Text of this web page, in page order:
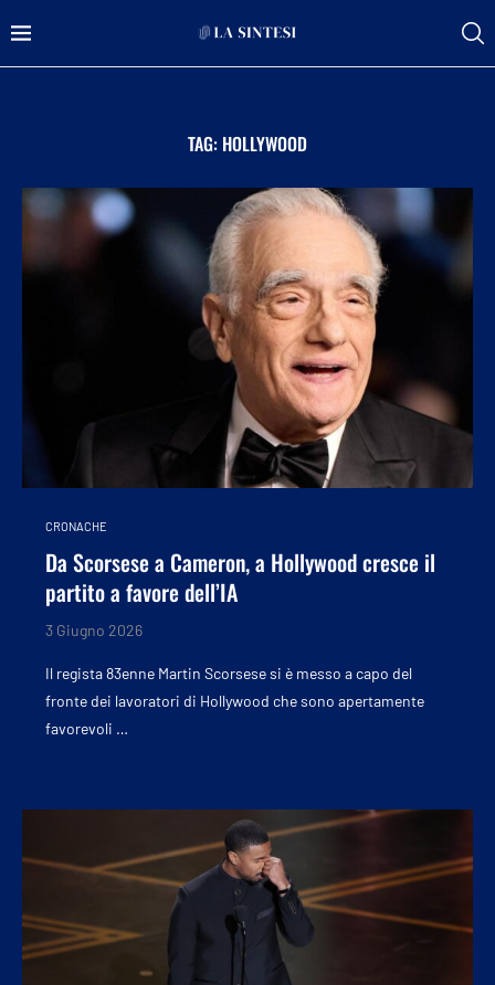
TAG: HOLLYWOOD
CRONACHE
Da Scorsese a Cameron, a Hollywood cresce il
partito a favore dell’IA
3 Giugno 2026
Il regista 83enne Martin Scorsese si è messo a capo del
fronte dei lavoratori di Hollywood che sono apertamente
favorevoli …